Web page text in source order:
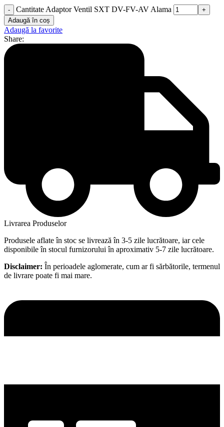
Cantitate Adaptor Ventil SXT DV-FV-AV Alama
Adaugă în coș
Adaugă la favorite
Share:
Livrarea Produselor
Produsele aflate în stoc se livrează în 3-5 zile lucrătoare, iar cele
disponibile în stocul furnizorului în aproximativ 5-7 zile lucrătoare.
Disclaimer: În perioadele aglomerate, cum ar fi sărbătorile, termenul
de livrare poate fi mai mare.